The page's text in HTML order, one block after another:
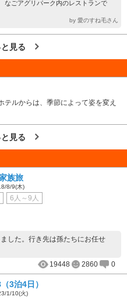
なごアグリパーク内のレストランで
by 愛のすね毛さん
見る
ルからは、季節によって姿を変え
見る
族旅
8/9(木)
6人～9人
した。行き先は孫たちにお任せ
19448
2860 0
3泊4日）
1/10(火)